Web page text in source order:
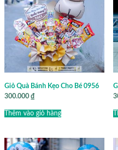
Giỏ Quà Bánh Kẹo Cho Bé 0956
300.000 ₫
Thêm vào giỏ hàng